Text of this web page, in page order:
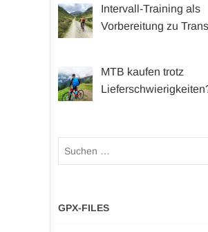
Intervall-Training als
Vorbereitung zu
MTB kaufen trotz
GPX-FILES